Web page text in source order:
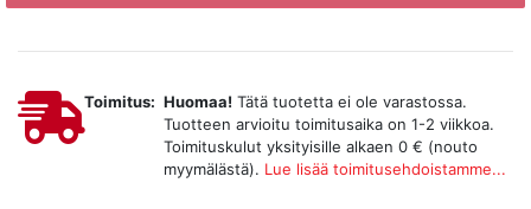
Toimitus: Huomaa! Tätä tuotetta ei ole varastossa.
Tuotteen arvioitu toimitusaika on 1-2 viikkoa.
Toimituskulut yksityisille alkaen 0 € (nouto
myymälästä). Lue lisää toimitusehdoistamme...